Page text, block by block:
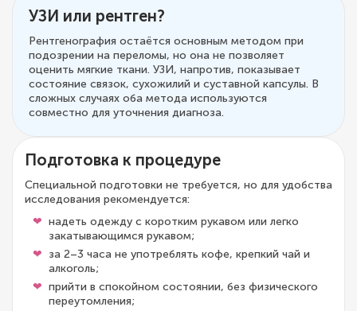
УЗИ или рентген?
Рентгенография остаётся основным методом при
подозрении на переломы, но она не позволяет
оценить мягкие ткани. УЗИ, напротив, показывает
состояние связок, сухожилий и суставной капсулы. В
сложных случаях оба метода используются
совместно для уточнения диагноза.
Подготовка к процедуре
Специальной подготовки не требуется, но для удобства
исследования рекомендуется:
надеть одежду с коротким рукавом или легко
закатывающимся рукавом;
за 2–3 часа не употреблять кофе, крепкий чай и
алкоголь;
прийти в спокойном состоянии, без физического
переутомления;